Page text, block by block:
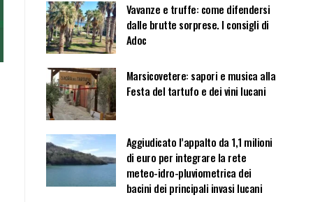
Vavanze e truffe: come difendersi
dalle brutte sorprese. I consigli di
Adoc
Marsicovetere: sapori e musica alla
Festa del tartufo e dei vini lucani
Aggiudicato l’appalto da 1,1 milioni
di euro per integrare la rete
meteo-idro-pluviometrica dei
bacini dei principali invasi lucani